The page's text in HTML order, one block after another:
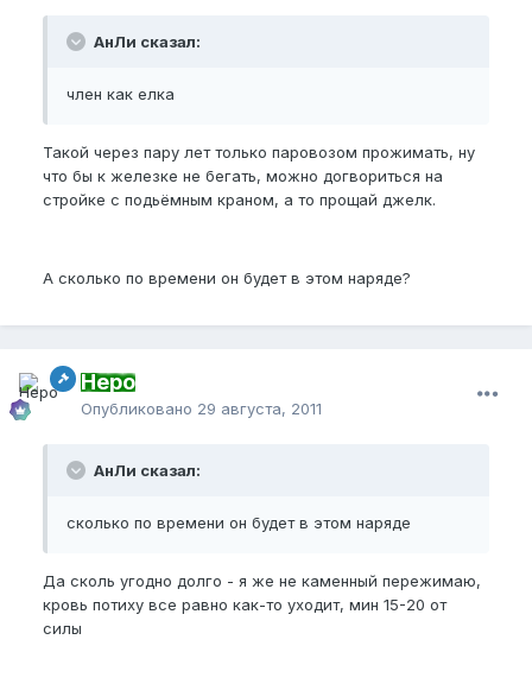
АнЛи сказал:
член как елка
Такой через пару лет только паровозом прожимать, ну
что бы к железке не бегать, можно догвориться на
стройке с подьёмным краном, а то прощай джелк.
А сколько по времени он будет в этом наряде?
Неро
Опубликовано 29 августа, 2011
АнЛи сказал:
сколько по времени он будет в этом наряде
Да сколь угодно долго - я же не каменный пережимаю,
кровь потиху все равно как-то уходит, мин 15-20 от
силы